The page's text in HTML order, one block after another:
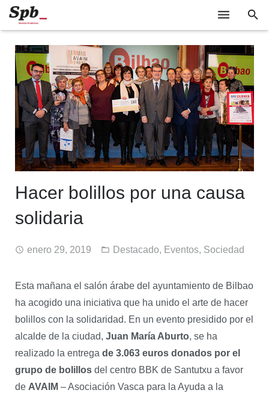
EMPRESAS
TECNOLOGÍA
SOCIEDAD
INDUSTRIA
EVENTOS
Hacer bolillos por una causa
solidaria
enero 29, 2019 Destacado, Eventos, Sociedad
Esta mañana el salón árabe del ayuntamiento de Bilbao
ha acogido una iniciativa que ha unido el arte de hacer
bolillos con la solidaridad. En un evento presidido por el
alcalde de la ciudad, Juan María Aburto, se ha
realizado la entrega de 3.063 euros donados por el
grupo de bolillos del centro BBK de Santutxu a favor
de AVAIM – Asociación Vasca para la Ayuda a la